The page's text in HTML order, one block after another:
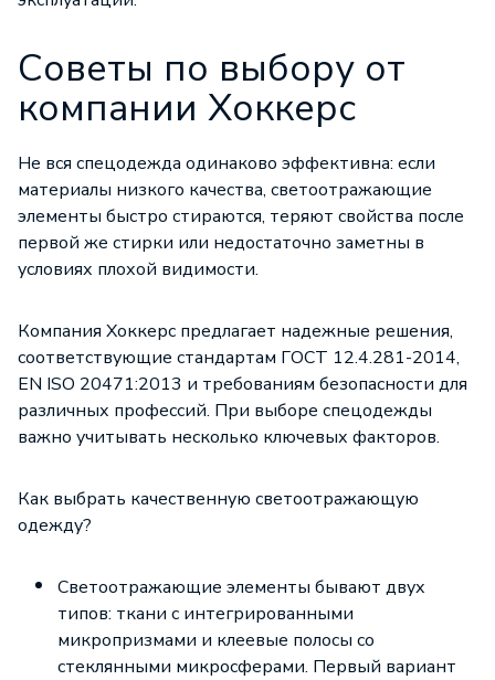
Советы по выбору от
компании Хоккерс
Не вся спецодежда одинаково эффективна: если
материалы низкого качества, светоотражающие
элементы быстро стираются, теряют свойства после
первой же стирки или недостаточно заметны в
условиях плохой видимости.
Компания Хоккерс предлагает надежные решения,
соответствующие стандартам ГОСТ 12.4.281-2014,
EN ISO 20471:2013 и требованиям безопасности для
различных профессий. При выборе спецодежды
важно учитывать несколько ключевых факторов.
Как выбрать качественную светоотражающую
одежду?
Светоотражающие элементы бывают двух
типов: ткани с интегрированными
микропризмами и клеевые полосы со
стеклянными микросферами. Первый вариант